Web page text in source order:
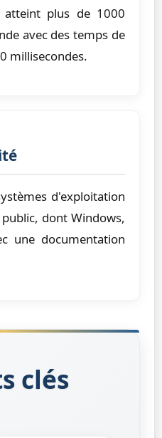
plus de 1000
avec des temps de
millisecondes.
d'exploitation
dont Windows,
une documentation
clés